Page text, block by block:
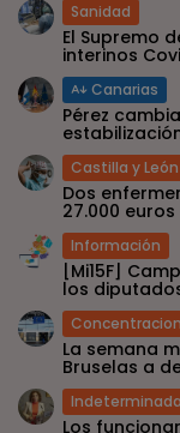
Sanidad
El Supremo
interinos
Canarias
Pérez
Castilla y León
Dos
27.000 euros
Información
[Mi15F]
los
La semana
Bruselas a
Indeterminada
Los